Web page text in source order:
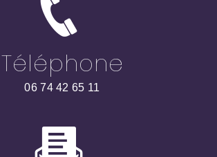
Téléphone
06 74 42 65 11